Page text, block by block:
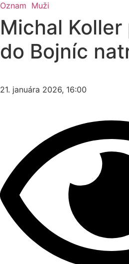
Oznam Muži
Michal
do Bojníc
21. januára 2026, 16:00